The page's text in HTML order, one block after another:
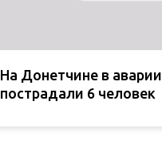
На Донетчине в аварии
пострадали 6 человек